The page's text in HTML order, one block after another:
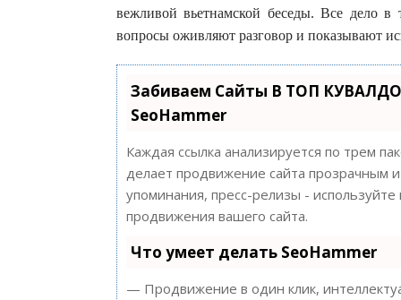
вежливой вьетнамской беседы. Все дело
вопросы оживляют разговор и показывают
Забиваем Сайты В ТОП
SeoHammer
Каждая ссылка анализируется по трем
делает продвижение сайта прозрачным
упоминания, пресс-релизы -
продвижения вашего сайта.
Что умеет делать SeoHammer
— Продвижение в один клик,